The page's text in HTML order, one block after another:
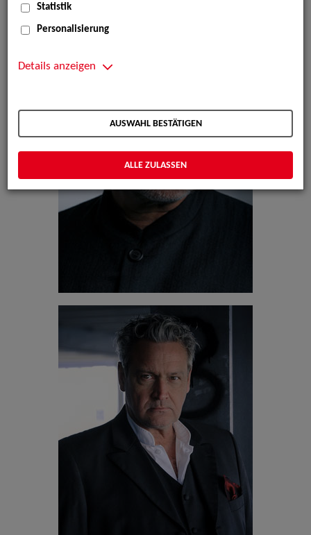
Statistik
Personalisierung
Details anzeigen
AUSWAHL BESTÄTIGEN
ALLE ZULASSEN